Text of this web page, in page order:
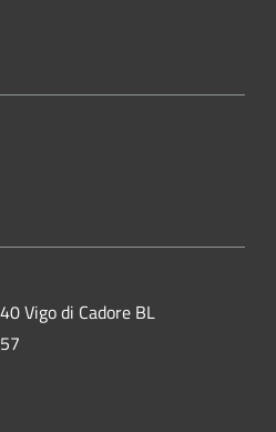
Vigo di Cadore BL